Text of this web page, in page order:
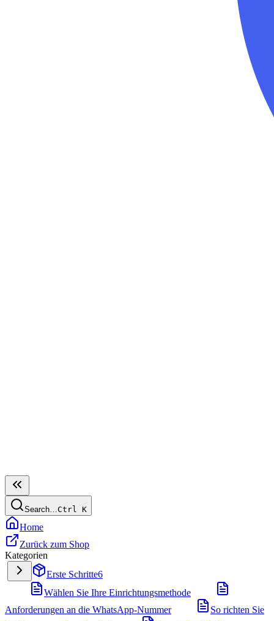
Search…Ctrl K
Home
Zurück zum Shop
Kategorien
Erste Schritte6
Wählen Sie Ihre Einrichtungsmethode
Anforderungen an die WhatsApp-Nummer
So richten Sie